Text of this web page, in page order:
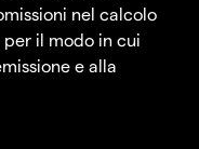
nel calcolo
il modo in cui
e alla